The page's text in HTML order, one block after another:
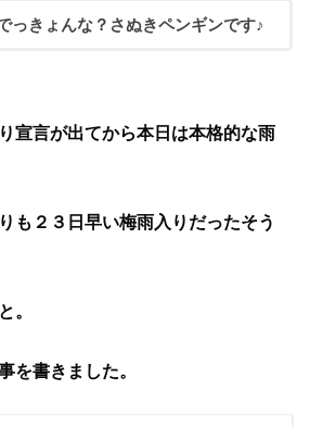
っきょんな？さぬきペンギンです♪
宣言が出てから本日は本格的な雨
も２３日早い梅雨入りだったそう
。
を書きました。